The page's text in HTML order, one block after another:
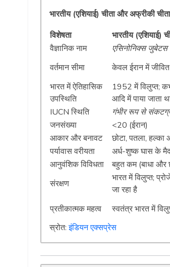
भारतीय (एशियाई) चीता और अफ्रीकी
विशेषता
भारतीय (एशियाई)
वैज्ञानिक नाम
एसिनोनिक्स
वर्तमान सीमा
केवल ईरान में
भारत में ऐतिहासिक
उपस्थिति
1952 में विलुप्त;
आदि में पाया जाता
IUCN स्थिति
गंभीर रूप से
जनसंख्या
<20 (ईरान)
आकार और बनावट
छोटा, पतला,
पर्यावास वरीयता
अर्ध-शुष्क घास के
आनुवंशिक विविधता
बहुत कम (बाधा और
संरक्षण
भारत में विलुप्त;
जा रहा है
प्रतीकात्मक महत्व स्वतंत्र भारत में
स्रोत: इंडियन एक्सप्रेस